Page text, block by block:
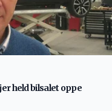
held bilsalet oppe